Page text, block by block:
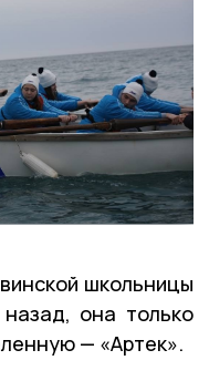
школьницы
она только
— «Артек».